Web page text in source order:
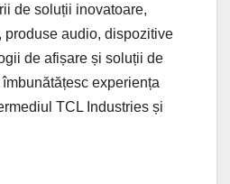
de soluții inovatoare,
produse audio, dispozitive
de afișare și soluții de
experiența
TCL Industries și